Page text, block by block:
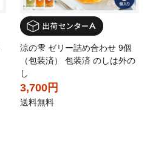
涼の雫 ゼリー詰め合わせ 9個
（包装済） 包装済 のしは外の
し
3,700円
送料無料